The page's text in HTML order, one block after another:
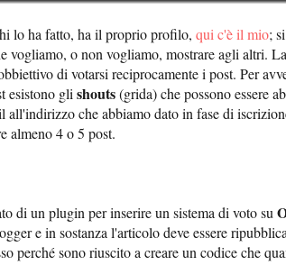
lo ha fatto, ha il proprio profilo, qui c'è il mio;
vogliamo, o non vogliamo, mostrare agli altri.
di votarsi reciprocamente i post. Per
esistono gli shouts(grida) che possono essere
all'indirizzo che abbiamo dato in fase di
almeno 4 o 5 post.
di un plugin per inserire un sistema di voto su
e in sostanza l'articolo deve essere
perché sono riuscito a creare un codice che